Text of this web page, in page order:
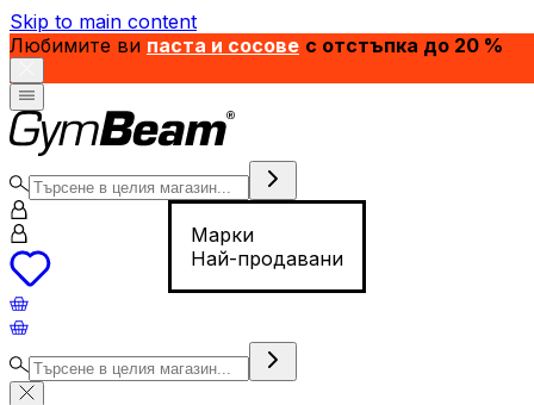
Skip to main content
Любимите ви паста и сосове с отстъпка до 20 %
Марки
Най-продавани